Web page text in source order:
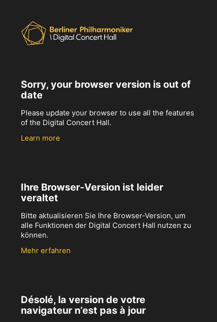
Sorry, your browser version is out of
date
Please update your browser to use all the features
of the Digital Concert Hall.
Learn more
Ihre Browser-Version ist leider
veraltet
Bitte aktualisieren Sie Ihre Browser-Version, um
alle Funktionen der Digital Concert Hall nutzen zu
können.
Mehr erfahren
Désolé, la version de votre
navigateur n’est pas à jour